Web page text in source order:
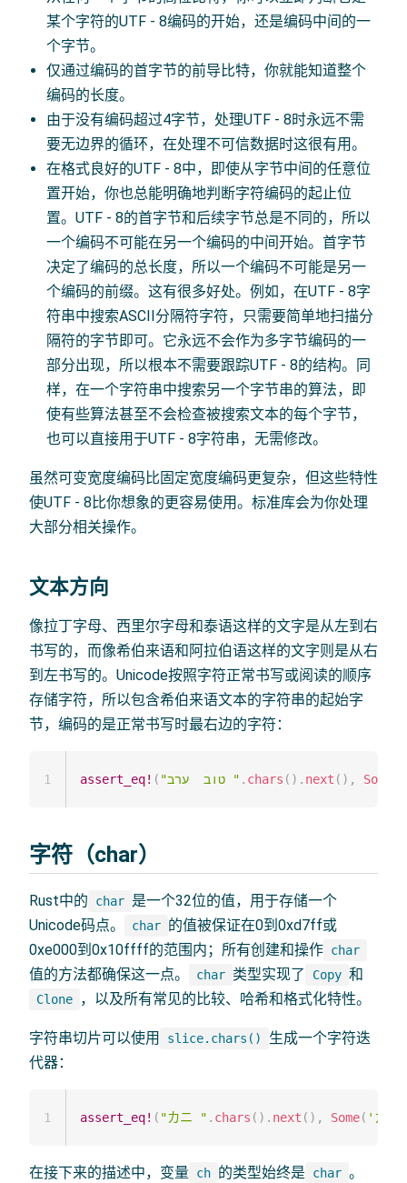
某个字符的UTF - 8编码的开始，还是编码中间的一
个字节。
仅通过编码的首字节的前导比特，你就能知道整个
编码的长度。
由于没有编码超过4字节，处理UTF - 8时永远不需
要无边界的循环，在处理不可信数据时这很有用。
在格式良好的UTF - 8中，即使从字节中间的任意位
置开始，你也总能明确地判断字符编码的起止位
置。UTF - 8的首字节和后续字节总是不同的，所以
一个编码不可能在另一个编码的中间开始。首字节
决定了编码的总长度，所以一个编码不可能是另一
个编码的前缀。这有很多好处。例如，在UTF - 8字
符串中搜索ASCII分隔符字符，只需要简单地扫描分
隔符的字节即可。它永远不会作为多字节编码的一
部分出现，所以根本不需要跟踪UTF - 8的结构。同
样，在一个字符串中搜索另一个字节串的算法，即
使有些算法甚至不会检查被搜索文本的每个字节，
也可以直接用于UTF - 8字符串，无需修改。
虽然可变宽度编码比固定宽度编码更复杂，但这些特性
使UTF - 8比你想象的更容易使用。标准库会为你处理
大部分相关操作。
文本方向
像拉丁字母、西里尔字母和泰语这样的文字是从左到右
书写的，而像希伯来语和阿拉伯语这样的文字则是从右
到左书写的。Unicode按照字符正常书写或阅读的顺序
存储字符，所以包含希伯来语文本的字符串的起始字
节，编码的是正常书写时最右边的字符：
assert_eq! ( "טוב  ערב " . chars ( ) . next ( ) , Some
1
字符（char）
Rust中的 char 是一个32位的值，用于存储一个
Unicode码点。
char 的值被保证在0到0xd7ff或
0xe000到0x10ffff的范围内；所有创建和操作 char
值的方法都确保这一点。 char 类型实现了 Copy 和
Clone ，以及所有常见的比较、哈希和格式化特性。
字符串切片可以使用 slice.chars()
生成一个字符迭
代器：
assert_eq! ( "カニ " . chars ( ) . next ( ) , Some( 'カ'
1
在接下来的描述中，变量 ch 的类型始终是 char 。